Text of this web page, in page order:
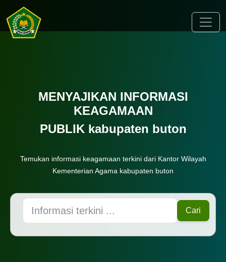
MENYAJIKAN INFORMASI
KEAGAMAAN
PUBLIK kabupaten buton
Temukan informasi keagamaan terkini dari Kantor Wilayah
Kementerian Agama kabupaten buton
Cari